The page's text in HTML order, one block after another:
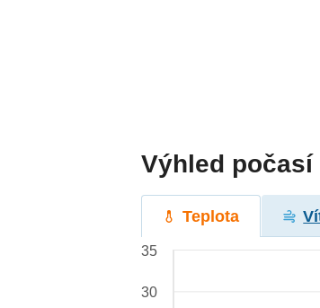
Výhled počasí
Teplota
35
30